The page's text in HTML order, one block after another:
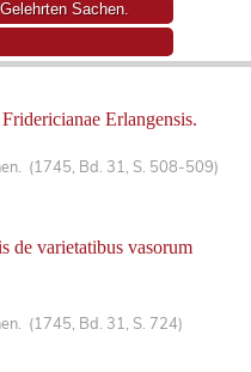
Erlangensis.
(1745, Bd. 31, S. 508-509)
de varietatibus vasorum
(1745, Bd. 31, S. 724)
Sachen.